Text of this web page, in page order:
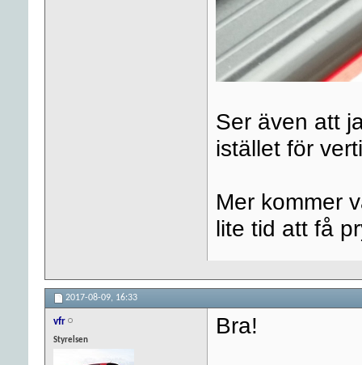
Ser även att
istället för
Mer kommer
lite tid att få
2017-08-09, 16:33
vfr
Styrelsen
Bra!